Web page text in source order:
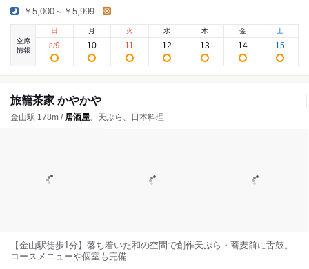
￥5,000～￥5,999 -
空席
情報
日
8/9
月
10
火
11
水
12
木
13
金
14
土
15
旅籠茶家 かやかや
金山駅 178m / 居酒屋、天ぷら、日本料理
【金山駅徒歩1分】落ち着いた和の空間で創作天ぷら・蕎麦前に舌鼓。
コースメニューや個室も完備